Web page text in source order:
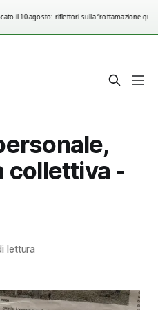
il 10 agosto: riflettori sulla “rottamazione
collettiva -
lettura